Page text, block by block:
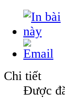
Chi tiết
Được